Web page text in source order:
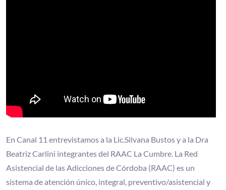
En Canal 11 entrevistamos a la Lic.Silvana Bustos y a la Dra
Beatriz Carlini integrantes del RAAC La Cumbre. La Red
Asistencial de las Adicciones de Córdoba (RAAC) es un
sistema de atención único, integral, preventivo/asistencial y